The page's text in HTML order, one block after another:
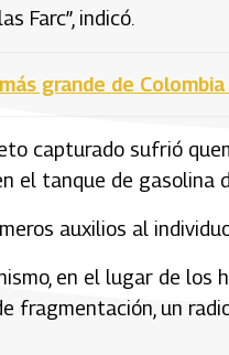
Farc”, indicó.
grande de
capturado sufrió
el tanque de gasolina
auxilios al
en el lugar de los
fragmentación, un